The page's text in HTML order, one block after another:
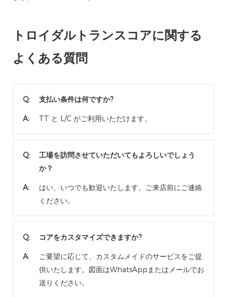
トロイダルトランスコアに関する
よくある質問
Q: 支払い条件は何ですか?
A: TT と L/C がご利用いただけます。
Q:
工場を訪問させていただいてもよろしいでしょう
か？
A:
はい、いつでも歓迎いたします。ご来店前にご連絡
ください。
Q: コアをカスタマイズできますか?
A:
ご要望に応じて、カスタムメイドのサービスをご提
供いたします。図面はWhatsAppまたはメールでお
送りください。